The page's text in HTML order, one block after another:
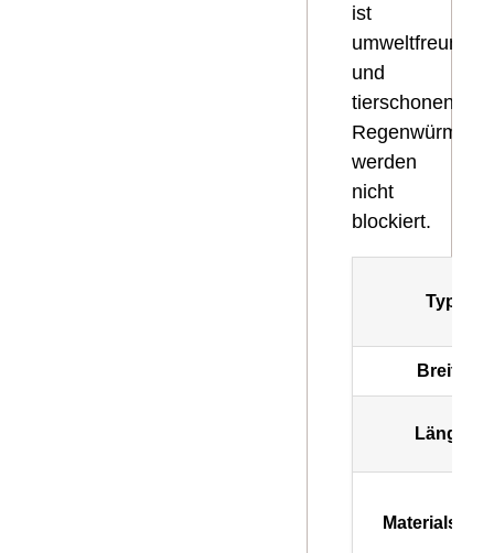
ist
und
tierschonend.
Regenwürmer
werden
nicht
blockiert.
Typ
Breite
Länge